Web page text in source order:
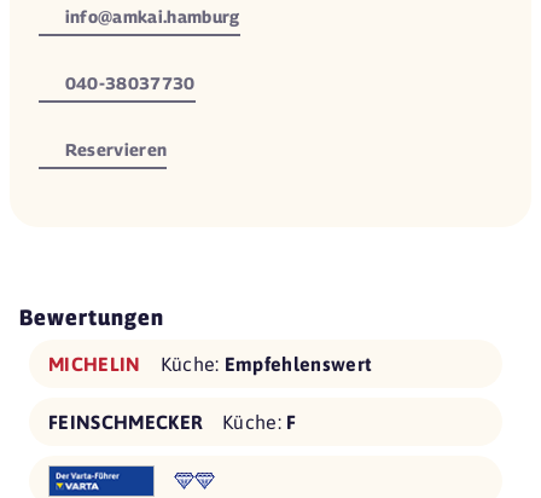
info@amkai.hamburg
040-38037730
Reservieren
Bewertungen
MICHELIN Küche: Empfehlenswert
FEINSCHMECKER Küche: F